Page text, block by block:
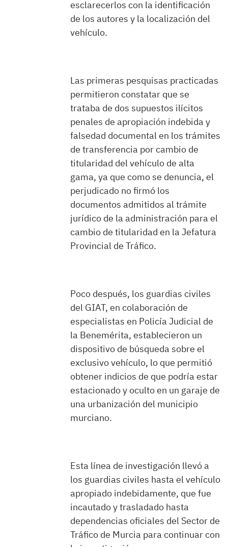
esclarecerlos con la identificación
de los autores y la localización del
vehículo.
Las primeras pesquisas practicadas
permitieron constatar que se
trataba de dos supuestos ilícitos
penales de apropiación indebida y
falsedad documental en los trámites
de transferencia por cambio de
titularidad del vehículo de alta
gama, ya que como se denuncia, el
perjudicado no firmó los
documentos admitidos al trámite
jurídico de la administración para el
cambio de titularidad en la Jefatura
Provincial de Tráfico.
Poco después, los guardias civiles
del GIAT, en colaboración de
especialistas en Policía Judicial de
la Benemérita, establecieron un
dispositivo de búsqueda sobre el
exclusivo vehículo, lo que permitió
obtener indicios de que podría estar
estacionado y oculto en un garaje de
una urbanización del municipio
murciano.
Esta línea de investigación llevó a
los guardias civiles hasta el vehículo
apropiado indebidamente, que fue
incautado y trasladado hasta
dependencias oficiales del Sector de
Tráfico de Murcia para continuar con